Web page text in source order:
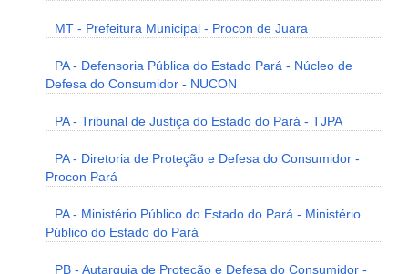
MT - Prefeitura Municipal - Procon de Juara
PA - Defensoria Pública do Estado Pará - Núcleo de
Defesa do Consumidor - NUCON
PA - Tribunal de Justiça do Estado do Pará - TJPA
PA - Diretoria de Proteção e Defesa do Consumidor -
Procon Pará
PA - Ministério Público do Estado do Pará - Ministério
Público do Estado do Pará
PB - Autarquia de Proteção e Defesa do Consumidor -